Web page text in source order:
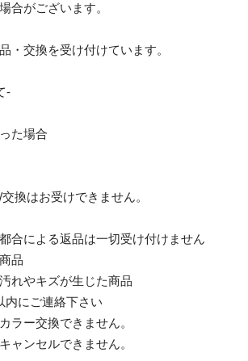
合がございます。
・交換を受け付けています。
-
た場合
換はお受けできません。
合による返品は一切受け付けません
品
れやキズが生じた商品
内にご連絡下さい
ラー交換できません。
ャンセルできません。